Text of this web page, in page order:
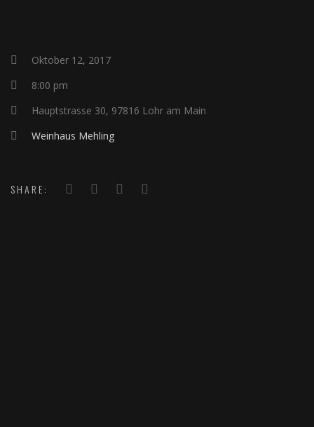
Oktober 12, 2017
8:00 pm
Hauptstrasse 30, 97816 Lohr am Main
Weinhaus Mehling
SHARE: